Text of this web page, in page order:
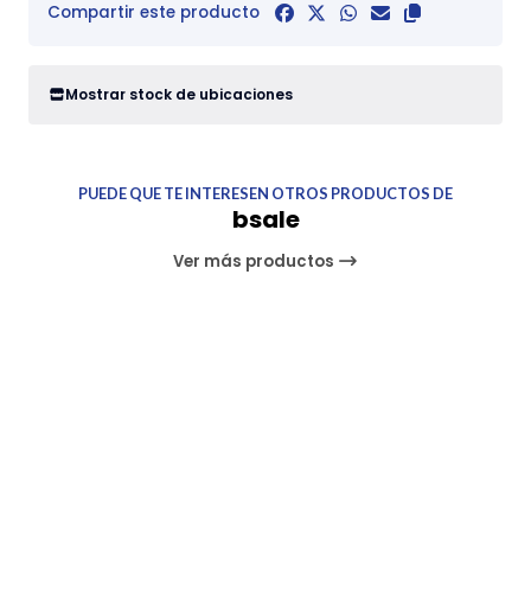
Compartir este producto
Mostrar stock de ubicaciones
PUEDE QUE TE INTERESEN OTROS PRODUCTOS DE
bsale
Ver más productos